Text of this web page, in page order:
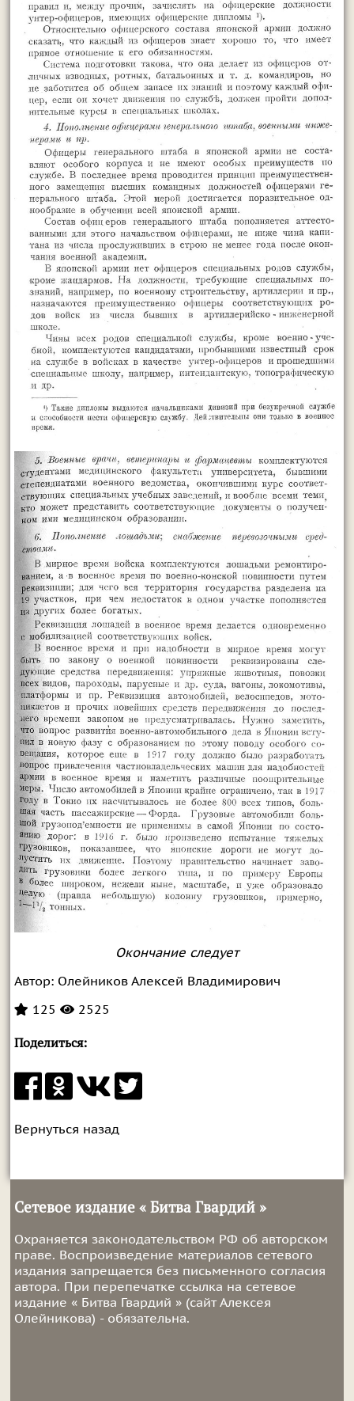
Окончание следует
Автор:Олейников Алексей Владимирович
125
2525
Поделиться:
Вернуться назад
Сетевое издание « Битва Гвардий »
Охраняется законодательством РФ об авторском
праве. Воспроизведение материалов сетевого
издания запрещается без письменного согласия
автора. При перепечатке ссылка на сетевое
издание « Битва Гвардий » (сайт Алексея
Олейникова) - обязательна.